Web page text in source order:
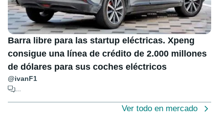
Barra libre para las startup eléctricas. Xpeng
consigue una línea de crédito de 2.000 millones
de dólares para sus coches eléctricos
@ivanF1
...
Ver todo en mercado